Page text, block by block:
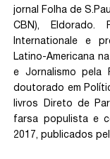
jornal Folha de
CBN), Eldorado.
Internationale e
Latino-Americana
e Jornalismo pela
doutorado em
livros Direto de
farsa populista e
2017, publicados